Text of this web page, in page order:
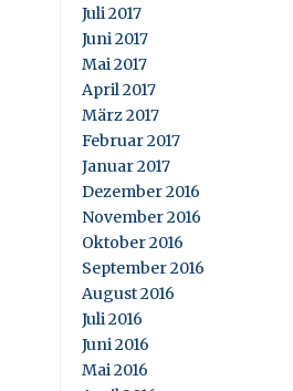
Juli 2017
Juni 2017
Mai 2017
April 2017
März 2017
Februar 2017
Januar 2017
Dezember 2016
November 2016
Oktober 2016
September 2016
August 2016
Juli 2016
Juni 2016
Mai 2016